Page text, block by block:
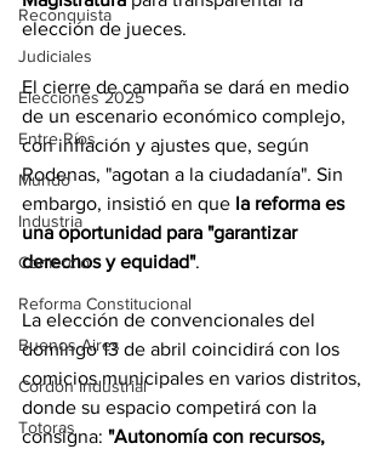
Reconquista
Judiciales
Elecciones 2025
Entre Ríos
Mundo
Industria
Comercio
Reforma Constitucional
Buenos Aires
Cordón Industrial
Totoras
elección de jueces.
El cierre de campaña se dará en medio
de un escenario económico complejo,
con inflación y ajustes que, según
Rodenas, "agotan a la ciudadanía". Sin
embargo, insistió en que la reforma es
una oportunidad para "garantizar
derechos y equidad".
La elección de convencionales del
domingo 13 de abril coincidirá con los
comicios municipales en varios distritos,
donde su espacio competirá con la
consigna: "Autonomía con recursos,